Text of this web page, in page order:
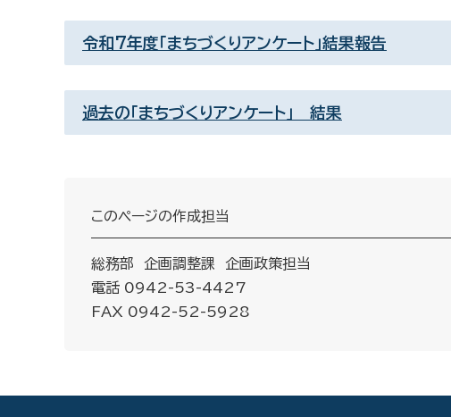
令和7年度「まちづくりアンケート」結果報告
過去の「まちづくりアンケート」 結果
このページの作成担当
総務部 企画調整課 企画政策担当
電話 0942-53-4427
FAX 0942-52-5928